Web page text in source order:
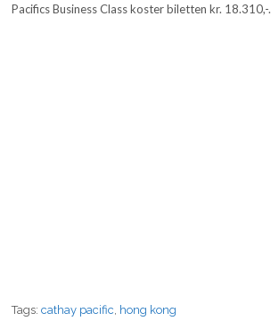
Pacifics Business Class koster biletten kr. 18.310,-.
Tags:cathay pacific hong kong